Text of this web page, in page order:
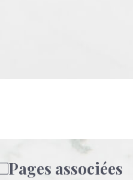
Pages associées